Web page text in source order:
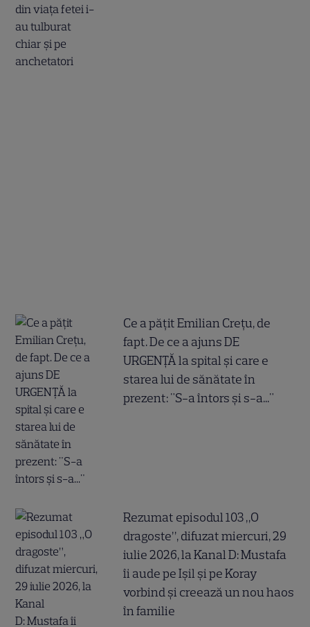
Ce a pățit Emilian Crețu, de
fapt. De ce a ajuns DE
URGENȚĂ la spital și care e
starea lui de sănătate în
prezent: "S-a întors și s-a..."
Rezumat episodul 103 „O
dragoste”, difuzat miercuri, 29
iulie 2026, la Kanal D: Mustafa
îi aude pe Ișil și pe Koray
vorbind și creează un nou haos
în familie